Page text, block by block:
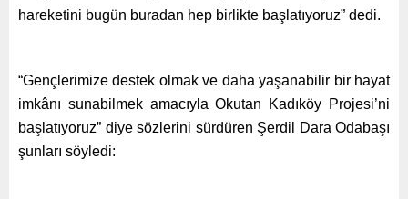
hareketini bugün buradan hep birlikte başlatıyoruz” dedi.
“Gençlerimize destek olmak ve daha yaşanabilir bir hayat
imkânı sunabilmek amacıyla Okutan Kadıköy Projesi’ni
başlatıyoruz” diye sözlerini sürdüren Şerdil Dara Odabaşı
şunları söyledi: